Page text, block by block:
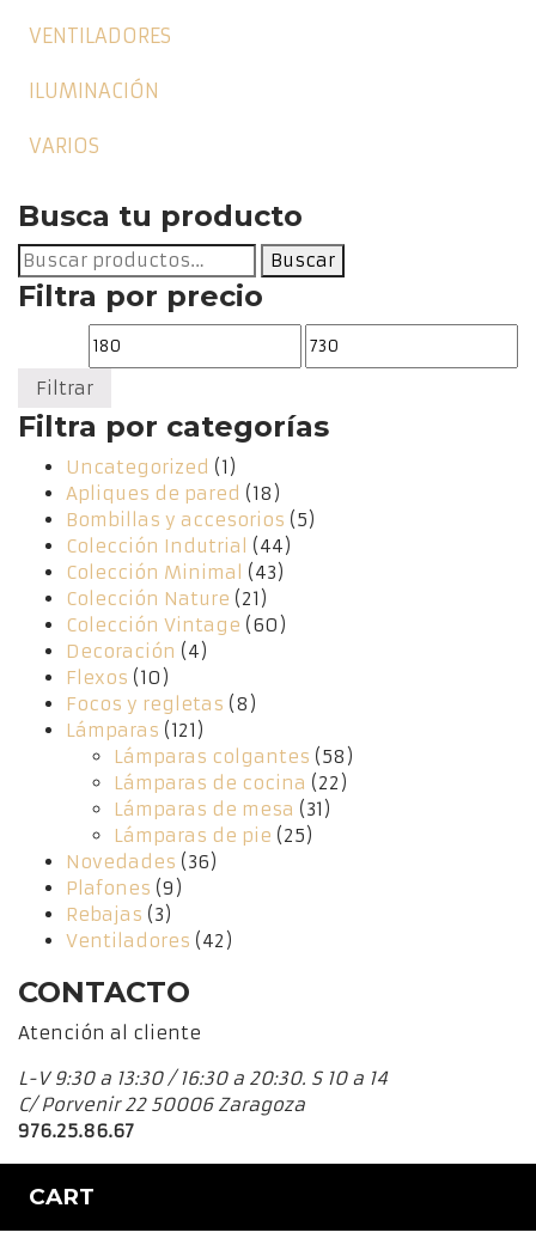
VENTILADORES
ILUMINACIÓN
VARIOS
Busca tu producto
Buscar
por:
Buscar
Filtra por precio
Precio
Precio
Filtrar
Filtra por categorías
Uncategorized (1)
Apliques de pared (18)
Bombillas y accesorios (5)
Colección Indutrial
(44)
Colección Minimal
(43)
Colección Nature (21)
Colección Vintage (60)
Decoración (4)
Flexos (10)
Focos y regletas (8)
Lámparas (121)
Lámparas colgantes (58)
Lámparas de cocina (22)
Lámparas de mesa (31)
Lámparas de pie (25)
Novedades (36)
Plafones (9)
Rebajas (3)
Ventiladores (42)
CONTACTO
Atención al cliente
L-V 9:30 a 13:30 / 16:30 a 20:30. S 10 a 14
C/ Porvenir 22 50006 Zaragoza
976.25.86.67
CART